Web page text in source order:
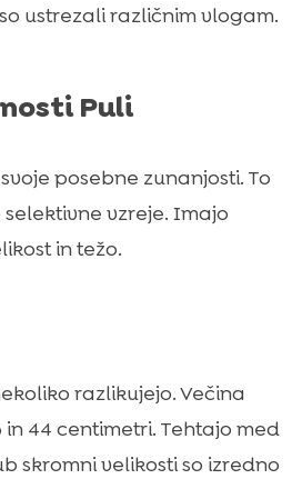
ustrezali različnim vlogam.
Puli
posebne zunanjosti. To
vzreje. Imajo
in težo.
razlikujejo. Večina
44 centimetri. Tehtajo med
skromni velikosti so izredno